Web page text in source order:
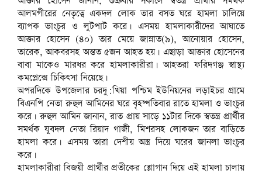
আলমগীরের নেতৃত্বে একদল লোক তার বসত ঘরে হামলা চালিয়ে
ব্যাপক ভাংচুর ও লুটপাট করে। এসময় হামলাকারীদের আঘাতে
আক্তার হোসেন (৪০) তার মেয়ে জান্নাত(৯), আনোয়ার হোসেন,
তারেক, আকবরসহ অন্তত ৫জন আহত হয়। এছাড়া আক্তার হোসেনের
বাবা মাকেও মারধর করে হামলাকারীরা। আহতরা ফরিদগঞ্জ স্বাস্থ্য
কমপ্লেক্সে চিকিৎসা নিয়েছে।
অপরদিকে উপজেলার চরদু:খিয়া পশ্চিম ইউনিয়নের লড়াইচর গ্রামে
বিএনপি নেতা রুহুল আমিনের ঘরে বৃহষ্পতিবার রাতে হামলা ও ভাংচুর
করে। রুহুল আমিন জানান, রাত প্রায় সাড়ে ১১টার দিকে স্বতন্ত্র প্রার্থীর
সমর্থক যুবদল নেতা রিয়াদ গাজী, মিশরসহ লোকজন তার বাড়িতে
হামলা করে। এসময় তারা দেশীয় অস্ত্র দিয়ে ঘরের জানলা ভাংচুর
করে।
হামলাকারীরা বিজয়ী প্রার্থীর প্রতীকের শ্লোগান দিয়ে এই হামলা চালায়